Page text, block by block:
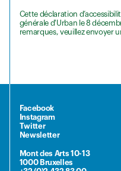
Cette déclaration
générale d'Urban le 8
remarques, veuillez envoyer
Facebook
Instagram
Twitter
Newsletter
Mont des Arts 10-13
1000 Bruxelles